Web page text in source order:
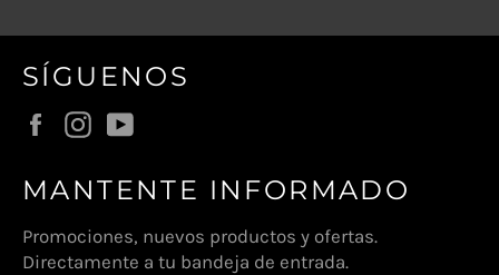
SÍGUENOS
FacebookInstagram
MANTENTE INFORMADO
Promociones, nuevos productos y ofertas.
Directamente a tu bandeja de entrada.